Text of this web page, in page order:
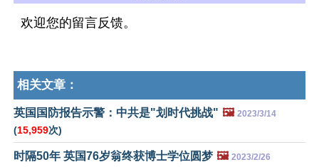
欢迎您的留言反馈。
相关文章：
英国国防报告示警：中共是"划时代挑战" 🖼️ 2023/3/14
(15,959次)
时隔50年 英国76岁翁终获博士学位圆梦 🖼️ 2023/2/26